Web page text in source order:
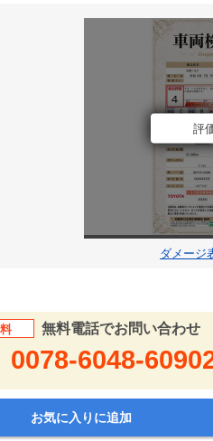
評
ダメージ
無料電話でお問い合わせ
0078-6048-
お気に入りに追加